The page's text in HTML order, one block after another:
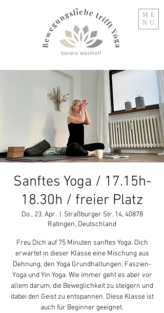
ME
NU
Sanftes Yoga / 17.15h-
18.30h / freier Platz
Do., 23. Apr.
  |
Straßburger Str. 14, 40878
Ratingen, Deutschland
Freu Dich auf 75 Minuten sanftes Yoga. Dich
erwartet in dieser Klasse eine Mischung aus
Dehnung, den Yoga Grundhaltungen, Faszien-
Yoga und Yin Yoga. Wie immer geht es aber vor
allem darum, die Beweglichkeit zu steigern und
dabei den Geist zu entspannen. Diese Klasse ist
auch für Beginner geeignet.